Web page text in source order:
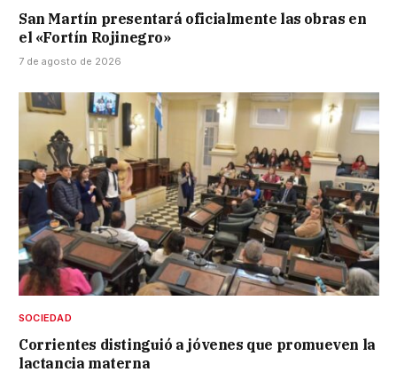
San Martín presentará oficialmente las obras en
el «Fortín Rojinegro»
7 de agosto de 2026
SOCIEDAD
Corrientes distinguió a jóvenes que promueven la
lactancia materna